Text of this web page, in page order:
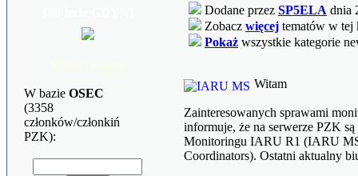
W bazie OSEC
(3358
członków/członkiń
PZK):
Dodane przez SP5ELA dnia
Zobacz więcej tematów w tej
Pokaż wszystkie kategorie
Witam
Zainteresowanych sprawami
informuje, że na serwerze PZK
Monitoringu IARU R1 (IARU
Coordinators). Ostatni aktualny